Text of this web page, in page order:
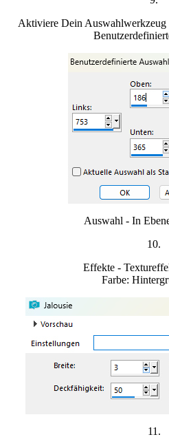
Aktiviere Dein Auswahlwerkzeug
Auswahl - In
10.
Effekte -
Farbe:
11.